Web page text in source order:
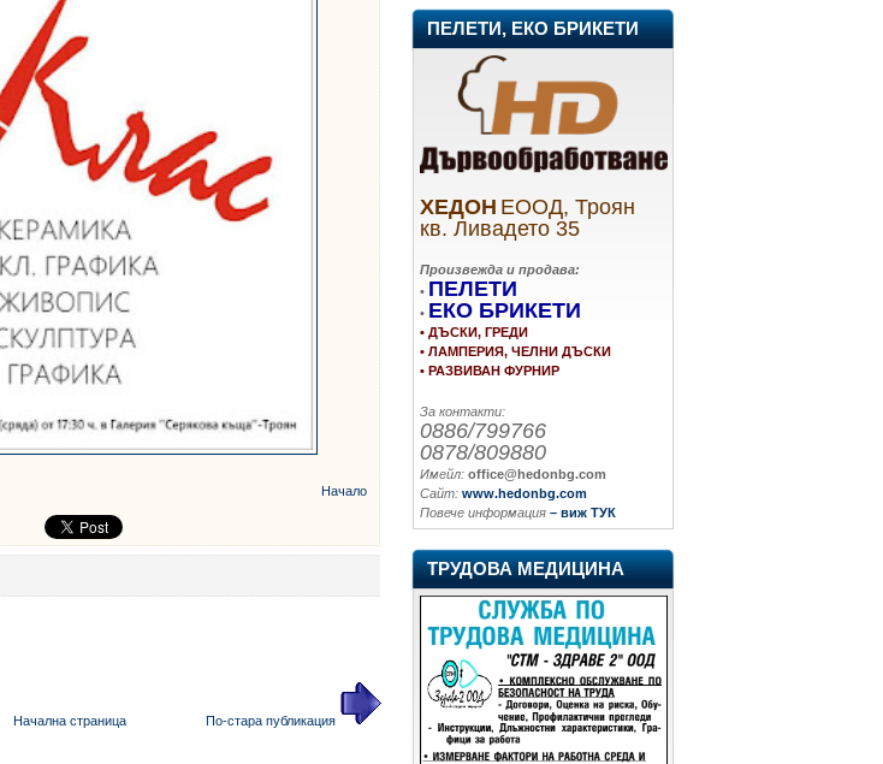
Начало
По-стара публикация
Начална страница
ПЕЛЕТИ, ЕКО БРИКЕТИ
ХЕДОН ЕООД, Троян
кв. Ливадето 35
Произвежда и продава:
• ПЕЛЕТИ
• ЕКО БРИКЕТИ
• ДЪСКИ, ГРЕДИ
• ЛАМПЕРИЯ, ЧЕЛНИ ДЪСКИ
• РАЗВИВАН ФУРНИР
За контакти:
0886/799766
0878/809880
Имейл: office@hedonbg.com
Сайт: www.hedonbg.com
Повече информация – виж ТУК
ТРУДОВА МЕДИЦИНА